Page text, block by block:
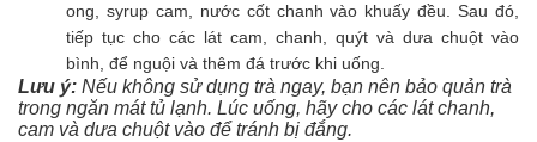
ong, syrup cam, nước cốt chanh vào khuấy đều. Sau đó,
tiếp tục cho các lát cam, chanh, quýt và dưa chuột vào
bình, để nguội và thêm đá trước khi uống.
Lưu ý: Nếu không sử dụng trà ngay, bạn nên bảo quản trà
trong ngăn mát tủ lạnh. Lúc uống, hãy cho các lát chanh,
cam và dưa chuột vào để tránh bị đắng.